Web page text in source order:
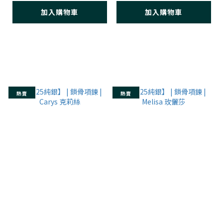
加入購物車 加入購物車
熱賣 熱賣